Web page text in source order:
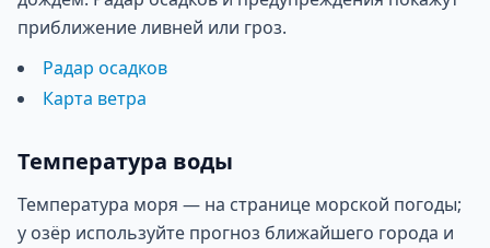
приближение ливней или гроз.
Радар осадков
Карта ветра
Температура воды
Температура моря — на странице морской погоды;
у озёр используйте прогноз ближайшего города и